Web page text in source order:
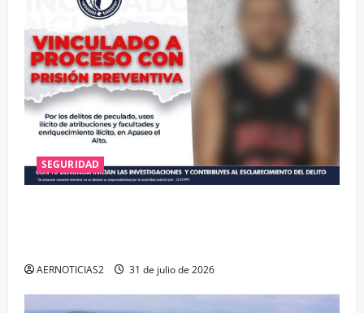
SEGURIDAD
AERNOTICIAS2 31 de julio de 2026